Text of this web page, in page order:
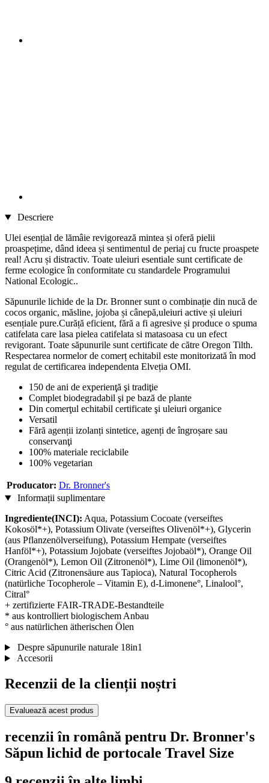
Descriere
Ulei esențial de lămâie revigorează mintea și oferă pielii
proaspețime, dând ideea și sentimentul de periaj cu fructe proaspete
real! Acru și distractiv. Toate uleiuri esentiale sunt certificate de
ferme ecologice în conformitate cu standardele Programului
National Ecologic..
Săpunurile lichide de la Dr. Bronner sunt o combinație din nucă de
cocos organic, măsline, jojoba și cânepă,uleiuri active și uleiuri
esențiale pure.Curăță eficient, fără a fi agresive și produce o spuma
catifelata care lasa pielea catifelata si matasoasa cu un efect
revigorant. Toate săpunurile sunt certificate de către Oregon Tilth.
Respectarea normelor de comerț echitabil este monitorizată în mod
regulat de certificarea independenta Elveția OMI.
150 de ani de experienţă şi tradiţie
Complet biodegradabil şi pe bază de plante
Din comerţul echitabil certificate şi uleiuri organice
Versatil
Fără agenții izolanți sintetice, agenți de îngroșare sau
conservanţi
100% materiale reciclabile
100% vegetarian
Producator: Dr. Bronner's
Informații suplimentare
Ingrediente(INCI): Aqua, Potassium Cocoate (verseiftes
Kokosöl*+), Potassium Olivate (verseiftes Olivenöl*+), Glycerin
(aus Pflanzenölverseifung), Potassium Hempate (verseiftes
Hanföl*+), Potassium Jojobate (verseiftes Jojobaöl*), Orange Oil
(Orangenöl*), Lemon Oil (Zitronenöl*), Lime Oil (limonenöl*),
Citric Acid (Zitronensäure aus Tapioca), Natural Tocopherols
(natürliche Tocopherole – Vitamin E), d-Limonene°, Linalool°,
Citral°
+ zertifizierte FAIR-TRADE-Bestandteile
* aus kontrolliert biologischem Anbau
° aus natürlichen ätherischen Ölen
Despre săpunurile naturale 18in1
Accesorii
Recenzii de la clienții noștri
Evaluează acest produs
recenzii în română pentru Dr. Bronner's
Săpun lichid de portocale Travel Size